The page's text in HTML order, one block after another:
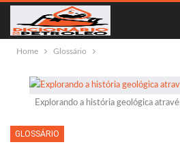
Home Glossário
Explorando a história geológica
GLOSSÁRIO